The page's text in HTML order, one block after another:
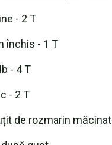
- 2 T
închis - 1 T
- 4 T
- 2 T
de rozmarin măcinat